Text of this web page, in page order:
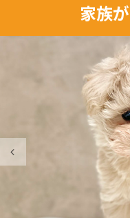
家族